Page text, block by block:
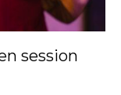
session